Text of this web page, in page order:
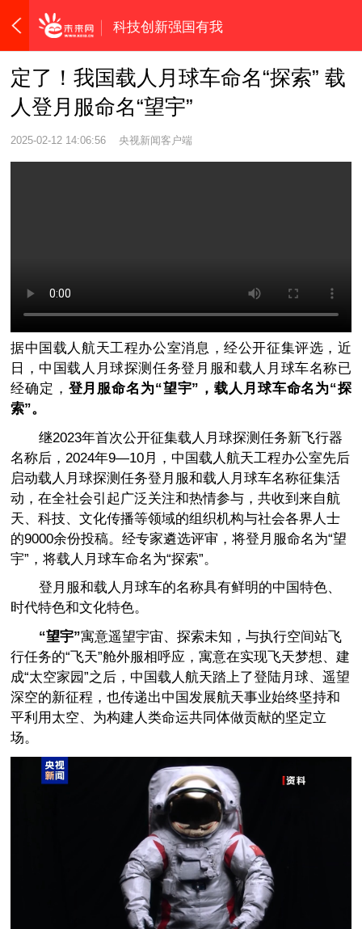
科技创新强国有我
定了！我国载人月球车命名“探索” 载
人登月服命名“望宇”
2025-02-12 14:06:56 央视新闻客户端
据中国载人航天工程办公室消息，经公开征集评选，近
日，中国载人月球探测任务登月服和载人月球车名称已
经确定， 登月服命名为“望宇”，载人月球车命名为“探
索”。
继2023年首次公开征集载人月球探测任务新飞行器
名称后，2024年9—10月，中国载人航天工程办公室先后
启动载人月球探测任务登月服和载人月球车名称征集活
动，在全社会引起广泛关注和热情参与，共收到来自航
天、科技、文化传播等领域的组织机构与社会各界人士
的9000余份投稿。经专家遴选评审，将登月服命名为“望
宇”，将载人月球车命名为“探索”。
登月服和载人月球车的名称具有鲜明的中国特色、
时代特色和文化特色。
“望宇”寓意遥望宇宙、探索未知，与执行空间站飞
行任务的“飞天”舱外服相呼应，寓意在实现飞天梦想、建
成“太空家园”之后，中国载人航天踏上了登陆月球、遥望
深空的新征程，也传递出中国发展航天事业始终坚持和
平利用太空、为构建人类命运共同体做贡献的坚定立
场。